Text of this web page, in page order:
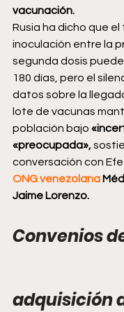
vacunación.
Rusia ha dicho que
inoculación entre la
segunda dosis
180 días, pero el
datos sobre la
lote de vacunas
población bajo
«preocupada»,
conversación con
ONG venezolana
Jaime Lorenzo.
Convenios
adquisición